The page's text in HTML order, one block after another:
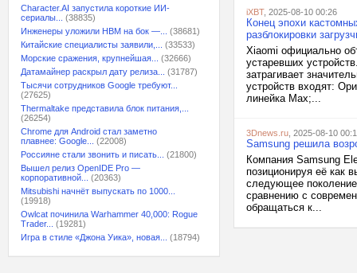
Character.AI запустила короткие ИИ-
сериалы...
(38835)
Инженеры уложили HBM на бок —...
(38681)
Китайские специалисты заявили,...
(33533)
Морские сражения, крупнейшая...
(32666)
Датамайнер раскрыл дату релиза...
(31787)
Тысячи сотрудников Google требуют...
(27625)
Thermaltake представила блок питания,...
(26254)
Chrome для Android стал заметно
плавнее: Google...
(22008)
Россияне стали звонить и писать...
(21800)
Вышел релиз OpenIDE Pro —
корпоративной...
(20363)
Mitsubishi начнёт выпускать по 1000...
(19918)
Owlcat починила Warhammer 40,000: Rogue
Trader...
(19281)
Игра в стиле «Джона Уика», новая...
(18794)
iXBT, 2025-08-10 00:26
Конец эпохи
разблокировки
Xiaomi официально
устаревших
затрагивает
устройств входят:
линейка Max;...
3Dnews.ru , 2025-08-10
Samsung решила
Компания Samsung
позиционируя её как
следующее поколение
сравнению с
обращаться к...